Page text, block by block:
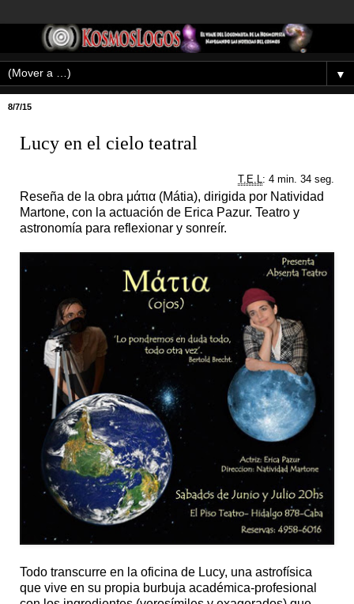
▼
8/7/15
Lucy en el cielo teatral
T.E.L : 4 min. 34 seg.
Reseña de la obra μάτια (Mátia), dirigida por Natividad
Martone, con la actuación de Erica Pazur. Teatro y
astronomía para reflexionar y sonreír.
Todo transcurre en la oficina de Lucy, una astrofísica
que vive en su propia burbuja académica-profesional